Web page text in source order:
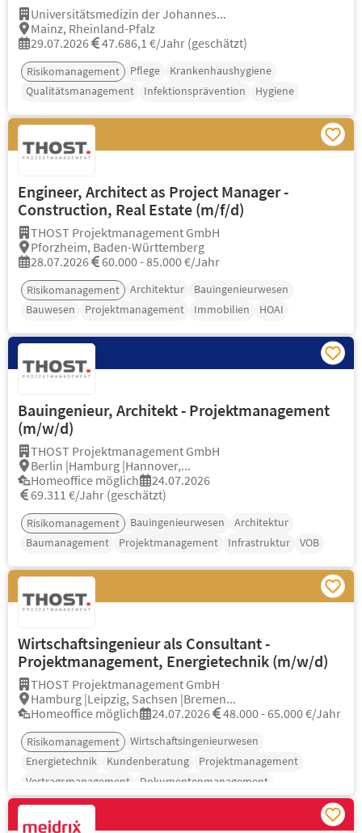
Universitätsmedizin der Johannes...
Mainz, Rheinland-Pfalz
29.07.2026
47.686,1 €/Jahr (geschätzt)
Risikomanagement Pflege
Krankenhaushygiene
Qualitätsmanagement
Infektionsprävention Hygiene
Engineer, Architect as Project Manager -
Construction, Real Estate (m/f/d)
THOST Projektmanagement GmbH
Pforzheim, Baden-Württemberg
28.07.2026
60.000 - 85.000 €/Jahr
Risikomanagement Architektur
Bauingenieurwesen
Bauwesen
Projektmanagement Immobilien HOAI
Bauingenieur, Architekt - Projektmanagement
(m/w/d)
THOST Projektmanagement GmbH
Berlin |Hamburg |Hannover,...
Homeoffice möglich
24.07.2026
69.311 €/Jahr (geschätzt)
Risikomanagement Bauingenieurwesen
Architektur
Baumanagement
Projektmanagement Infrastruktur VOB
Wirtschaftsingenieur als Consultant -
Projektmanagement, Energietechnik (m/w/d)
THOST Projektmanagement GmbH
Hamburg |Leipzig, Sachsen |Bremen...
Homeoffice möglich
24.07.2026 48.000 - 65.000 €/Jahr
Risikomanagement
Wirtschaftsingenieurwesen
Energietechnik
Kundenberatung
Projektmanagement
Vertragsmanagement
Dokumentenmanagement